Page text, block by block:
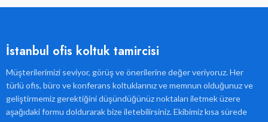
İstanbul ofis koltuk tamircisi
Müşterilerimizi seviyor, görüş ve önerilerine değer veriyoruz. Her
türlü ofis, büro ve konferans koltuklarınız ve memnun olduğunuz ve
geliştirmemiz gerektiğini düşündüğünüz noktaları iletmek üzere
aşağıdaki formu doldurarak bize iletebilirsiniz. Ekibimiz kısa sürede